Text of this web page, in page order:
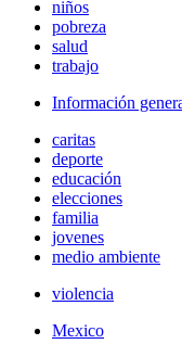
niños
pobreza
salud
trabajo
Información
caritas
deporte
educación
elecciones
familia
jovenes
medio ambiente
violencia
Mexico